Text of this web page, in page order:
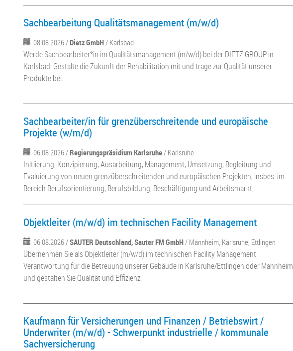
Sachbearbeitung Qualitätsmanagement (m/w/d)
08.08.2026 /Dietz GmbH/ Karlsbad
Werde Sachbearbeiter*in im Qualitätsmanagement (m/w/d) bei der DIETZ GROUP in
Karlsbad. Gestalte die Zukunft der Rehabilitation mit und trage zur Qualität unserer
Produkte bei.
Sachbearbeiter/in für grenzüberschreitende und europäische
Projekte (w/m/d)
06.08.2026 /Regierungspräsidium Karlsruhe/ Karlsruhe
Initiierung, Konzipierung, Ausarbeitung, Management, Umsetzung, Begleitung und
Evaluierung von neuen grenzüberschreitenden und europäischen Projekten, insbes. im
Bereich Berufsorientierung, Berufsbildung, Beschäftigung und Arbeitsmarkt;...
Objektleiter (m/w/d) im technischen Facility Management
06.08.2026 /SAUTER Deutschland, Sauter FM GmbH/ Mannheim, Karlsruhe, Ettlingen
Übernehmen Sie als Objektleiter (m/w/d) im technischen Facility Management
Verantwortung für die Betreuung unserer Gebäude in Karlsruhe/Ettlingen oder Mannheim
und gestalten Sie Qualität und Effizienz.
Kaufmann für Versicherungen und Finanzen / Betriebswirt /
Underwriter (m/w/d) - Schwerpunkt industrielle / kommunale
Sachversicherung